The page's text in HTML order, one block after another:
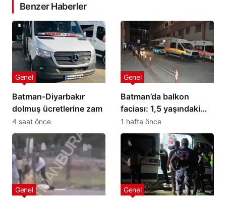
Benzer Haberler
Batman-Diyarbakır
dolmuş ücretlerine zam
Genel
4 saat önce
Batman’da balkon
faciası: 1,5 yaşındaki
bebek hayatını kaybetti
Genel
1 hafta önce
Genel Genel